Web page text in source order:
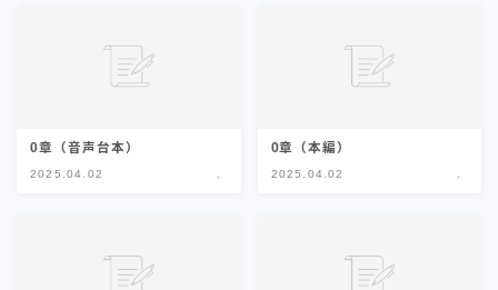
0章（音声台本）
2025.04.02 .
0章（本編）
2025.04.02 .